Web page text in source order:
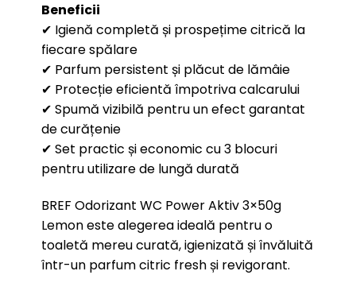
Beneficii
✔ Igienă completă și prospețime citrică la
fiecare spălare
✔ Parfum persistent și plăcut de lămâie
✔ Protecție eficientă împotriva calcarului
✔ Spumă vizibilă pentru un efect garantat
de curățenie
✔ Set practic și economic cu 3 blocuri
pentru utilizare de lungă durată
BREF Odorizant WC Power Aktiv 3×50g
Lemon este alegerea ideală pentru o
toaletă mereu curată, igienizată și învăluită
într-un parfum citric fresh și revigorant.